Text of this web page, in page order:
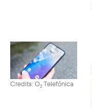
Credits: O2Telefónica